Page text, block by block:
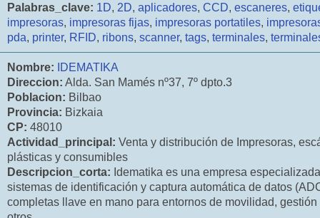
Palabras_clave: 1D, 2D, aplicadores, CCD, escaneres,
impresoras, impresoras fijas, impresoras portatiles,
pda, printer, RFID, ribons, scanner, tags, terminales,
Nombre: IDEMATIKA
Direccion: Alda. San Mamés nº37, 7º dpto.3
Poblacion: Bilbao
Provincia: Bizkaia
CP: 48010
Actividad_principal: Venta y distribución de Impresoras,
plásticas y consumibles
Descripcion_corta: Idematika es una empresa
sistemas de identificación y captura automática de datos
completas llave en mano para entornos de movilidad,